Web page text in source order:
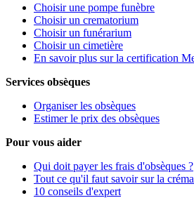
Choisir une pompe funèbre
Choisir un crematorium
Choisir un funérarium
Choisir un cimetière
En savoir plus sur la certification
Services obsèques
Organiser les obsèques
Estimer le prix des obsèques
Pour vous aider
Qui doit payer les frais d'obsèques ?
Tout ce qu'il faut savoir sur la
10 conseils d'expert